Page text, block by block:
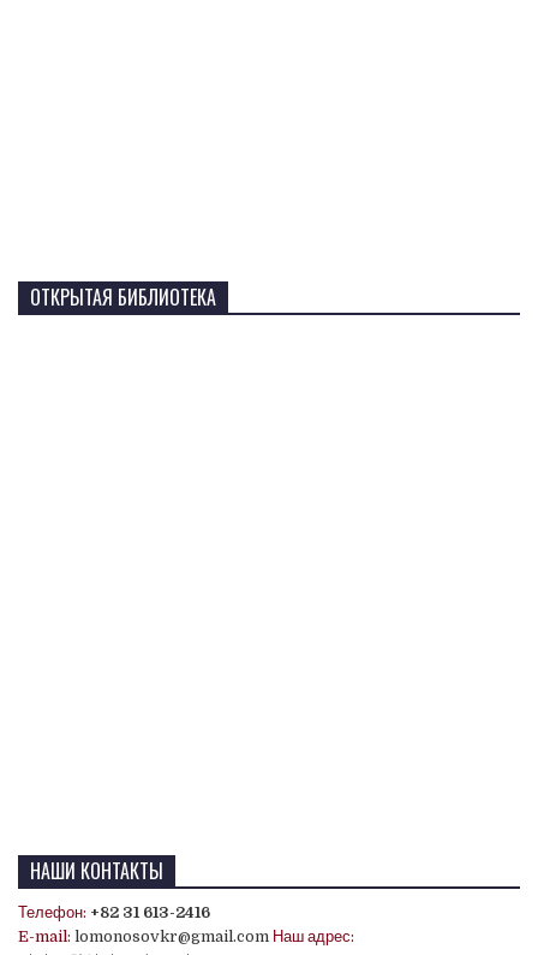
ОТКРЫТАЯ БИБЛИОТЕКА
НАШИ КОНТАКТЫ
Телефон: +82 31 613-2416
E-mail: lomonosovkr@gmail.com Наш адрес: